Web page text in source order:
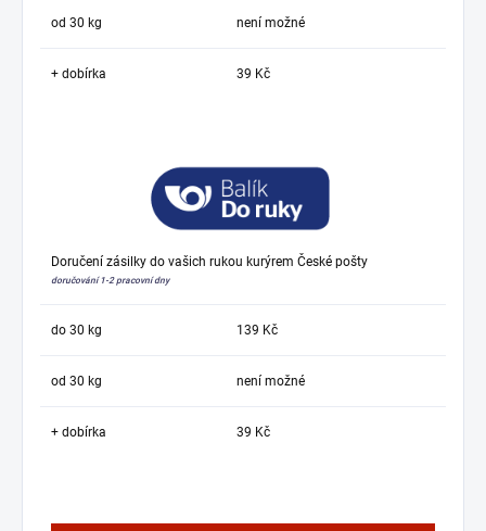
od 30 kg není možné
+ dobírka 39 Kč
Doručení zásilky do vašich rukou kurýrem České pošty
doručování 1-2 pracovní dny
do 30 kg 139 Kč
od 30 kg není možné
+ dobírka 39 Kč